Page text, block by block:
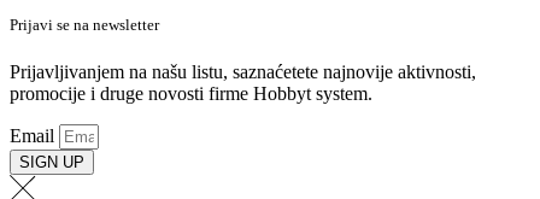
Prijavi se na newsletter
Prijavljivanjem na našu listu, saznaćetete najnovije aktivnosti,
promocije i druge novosti firme Hobbyt system.
Email
SIGN UP